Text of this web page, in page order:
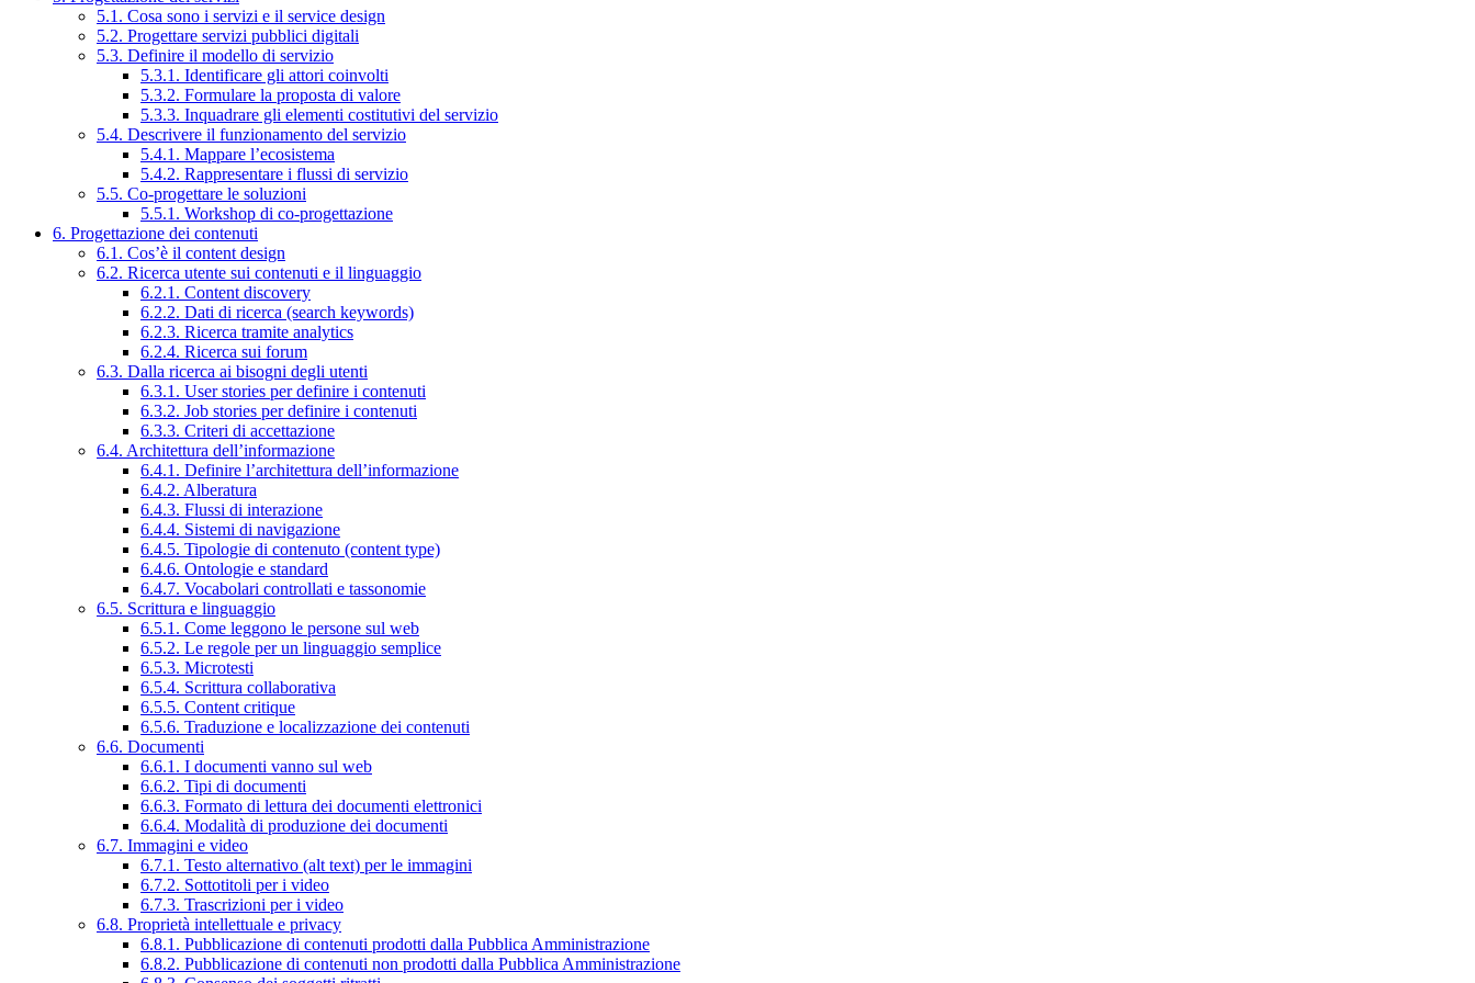
5.1. Cosa sono i servizi e il service design
5.2. Progettare servizi pubblici digitali
5.3. Definire il modello di servizio
5.3.1. Identificare gli attori coinvolti
5.3.2. Formulare la proposta di valore
5.3.3. Inquadrare gli elementi costitutivi del servizio
5.4. Descrivere il funzionamento del servizio
5.4.1. Mappare l’ecosistema
5.4.2. Rappresentare i flussi di servizio
5.5. Co-progettare le soluzioni
5.5.1. Workshop di co-progettazione
6. Progettazione dei contenuti
6.1. Cos’è il content design
6.2. Ricerca utente sui contenuti e il linguaggio
6.2.1. Content discovery
6.2.2. Dati di ricerca (search keywords)
6.2.3. Ricerca tramite analytics
6.2.4. Ricerca sui forum
6.3. Dalla ricerca ai bisogni degli utenti
6.3.1. User stories per definire i contenuti
6.3.2. Job stories per definire i contenuti
6.3.3. Criteri di accettazione
6.4. Architettura dell’informazione
6.4.1. Definire l’architettura dell’informazione
6.4.2. Alberatura
6.4.3. Flussi di interazione
6.4.4. Sistemi di navigazione
6.4.5. Tipologie di contenuto (content type)
6.4.6. Ontologie e standard
6.4.7. Vocabolari controllati e tassonomie
6.5. Scrittura e linguaggio
6.5.1. Come leggono le persone sul web
6.5.2. Le regole per un linguaggio semplice
6.5.3. Microtesti
6.5.4. Scrittura collaborativa
6.5.5. Content critique
6.5.6. Traduzione e localizzazione dei contenuti
6.6. Documenti
6.6.1. I documenti vanno sul web
6.6.2. Tipi di documenti
6.6.3. Formato di lettura dei documenti elettronici
6.6.4. Modalità di produzione dei documenti
6.7. Immagini e video
6.7.1. Testo alternativo (alt text) per le immagini
6.7.2. Sottotitoli per i video
6.7.3. Trascrizioni per i video
6.8. Proprietà intellettuale e privacy
6.8.1. Pubblicazione di contenuti prodotti dalla Pubblica Amministrazione
6.8.2. Pubblicazione di contenuti non prodotti dalla Pubblica Amministrazione